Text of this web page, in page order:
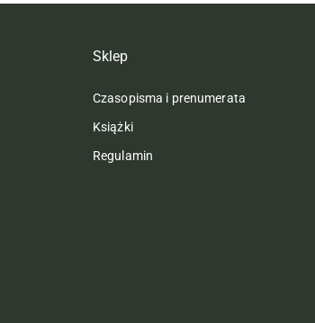
Sklep
Czasopisma i prenumerata
Książki
Regulamin